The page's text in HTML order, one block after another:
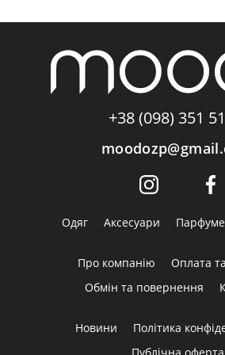
+38 (098) 351
Одяг Аксесуари
Про компанію
Оплата
Обмін та повернення
Новини
Політика